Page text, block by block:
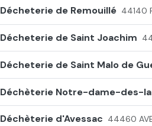
Décheterie de Remouillé 44140
Décheterie de Saint Joachim
Décheterie de Saint Malo de
Déchèterie Notre-dame-des-
Déchèterie d'Avessac 44460